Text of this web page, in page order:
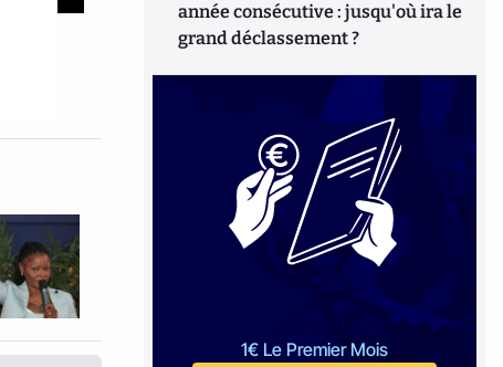
année consécutive : jusqu'où ira le
grand déclassement ?
1€ Le Premier Mois